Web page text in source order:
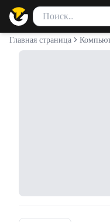
Поиск товаров
Введите минимум
Главная страница